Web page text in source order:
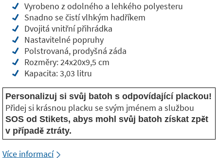
Vyrobeno z odolného a lehkého polyesteru
Snadno se čistí vlhkým hadříkem
Dvojitá vnitřní přihrádka
Nastavitelné popruhy
Polstrovaná, prodyšná záda
Rozměry: 24x20x9,5 cm
Kapacita: 3,03 litru
Personalizuj si svůj batoh s odpovídající plackou!
Přidej si krásnou placku se svým jménem a službou
SOS od Stikets, abys mohl svůj batoh získat zpět
v případě ztráty.
Více informací